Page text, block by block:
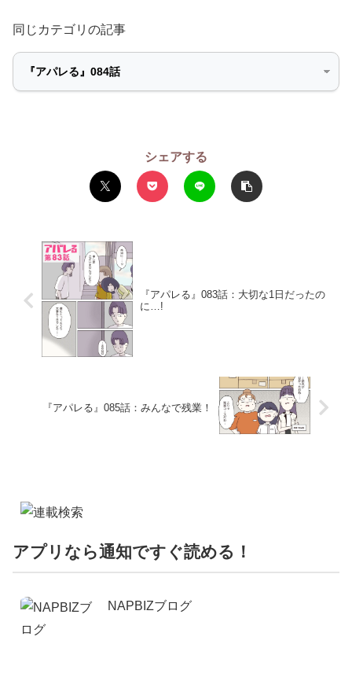
同じカテゴリの記事
シェアする
『アパレる』083話：大切な1日だったの
に…!
『アパレる』085話：みんなで残業！
アプリなら通知ですぐ読める！
NAPBIZブログ